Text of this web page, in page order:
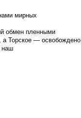
мирных
обмен пленными
а Торское — освобождено
наш